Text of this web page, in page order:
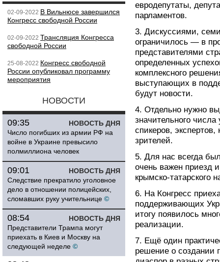
02-09-2022 В Вильнюсе завершился
Конгресс свободной России
02-09-2022 Трансляция Конгресса
свободной России
25-08-2022 Конгресс свободной
России опубликовал программу
мероприятия
НОВОСТИ
НОВОСТЬ ДНЯ
09:35
Число погибших из армии РФ на
войне в Украине превысило
полмиллиона человек
НОВОСТЬ ДНЯ
09:01
Следствие прекратило уголовное
дело в отношении полицейских,
сломавших руку учительнице ©
НОВОСТЬ ДНЯ
08:54
Представители Трампа могут
приехать в Киев и Москву на
следующей неделе ©
евродепутаты,
парламентов.
3. Дискуссиями,
ограничилось — в
представителями
определенных
комплексного
выступающих в
будут новости.
4. Отдельно нужно
значительного
спикеров,
зрителей.
5. Для нас всегда
очень важен приезд
крымско-татарского
6. На Конгресс
поддерживающих
итогу появилось
реализации.
7. Ещё один
решение о создании